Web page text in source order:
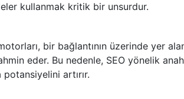
kullanmak kritik bir unsurdur.
bir bağlantının üzerinde yer
eder. Bu nedenle, SEO yönelik
artırır.